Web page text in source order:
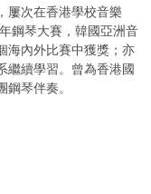
屢次在香港學校音樂
鋼琴大賽，韓國亞洲音
海內外比賽中獲獎；亦
繼續學習。曾為香港國
琴伴奏。